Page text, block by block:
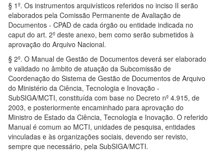
§ 1º. Os instrumentos arquivísticos referidos no inciso II serão
elaborados pela Comissão Permanente de Avaliação de
Documentos - CPAD de cada órgão ou entidade indicada no
caput do art. 2º deste anexo, bem como serão submetidos à
aprovação do Arquivo Nacional.
§ 2º. O Manual de Gestão de Documentos deverá ser elaborado
e validado no âmbito de atuação da Subcomissão de
Coordenação do Sistema de Gestão de Documentos de Arquivo
do Ministério da Ciência, Tecnologia e Inovação -
SubSIGA/MCTI, constituída com base no Decreto nº 4.915, de
2003, e posteriormente encaminhado para aprovação do
Ministro de Estado da Ciência, Tecnologia e Inovação. O referido
Manual é comum ao MCTI, unidades de pesquisa, entidades
vinculadas e às organizações sociais, devendo ser revisto,
sempre que necessário, pela SubSIGA/MCTI.